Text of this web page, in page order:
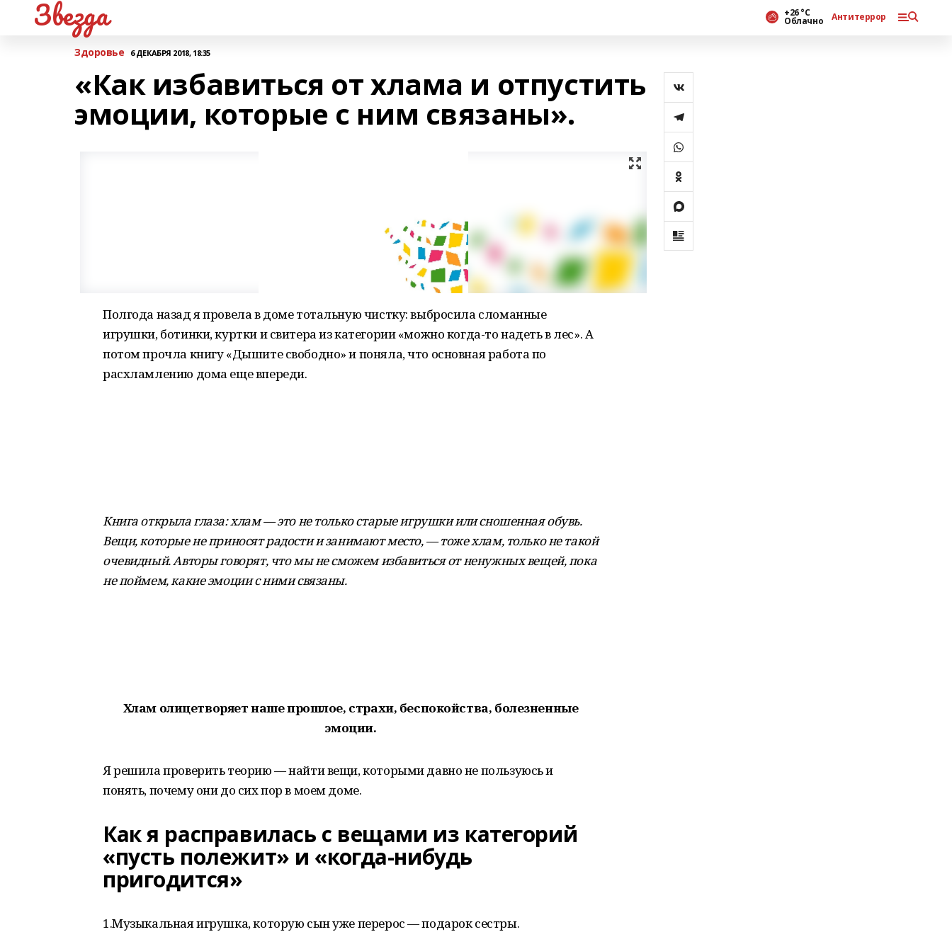
Звезда +26 °С
Облачно Антитеррор
Здоровье 6 ДЕКАБРЯ 2018, 18:35
«Как избавиться от хлама и отпустить
эмоции, которые с ним связаны».
Полгода назад я провела в доме тотальную чистку: выбросила сломанные
игрушки, ботинки, куртки и свитера из категории «можно когда-то надеть в лес». А
потом прочла книгу «Дышите свободно» и поняла, что основная работа по
расхламлению дома еще впереди.
Книга открыла глаза: хлам — это не только старые игрушки или сношенная обувь.
Вещи, которые не приносят радости и занимают место, — тоже хлам, только не такой
очевидный. Авторы говорят, что мы не сможем избавиться от ненужных вещей, пока
не поймем, какие эмоции с ними связаны.
Хлам олицетворяет наше прошлое, страхи, беспокойства, болезненные
эмоции.
Я решила проверить теорию — найти вещи, которыми давно не пользуюсь и
понять, почему они до сих пор в моем доме.
Как я расправилась с вещами из категорий
«пусть полежит» и «когда-нибудь
пригодится»
1.Музыкальная игрушка, которую сын уже перерос — подарок сестры.